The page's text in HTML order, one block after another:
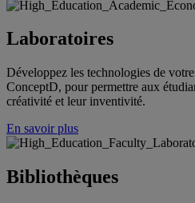
Laboratoires
Développez les technologies de
ConceptD, pour permettre aux
créativité et leur inventivité.
En savoir plus
Bibliothèques